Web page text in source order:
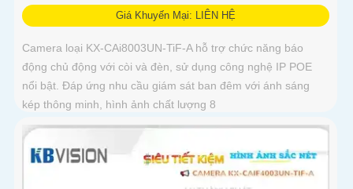
Giá Khuyến Mại: LIÊN HỆ
Camera loại KX-CAi8003UN-TiF-A hỗ trợ chức năng báo
động chủ động với còi và đèn, sử dụng công nghệ IP POE
nổi bật. Đáp ứng nhu cầu giám sát ban đêm với ánh sáng
kép thông minh, hình ảnh chất lượng 8